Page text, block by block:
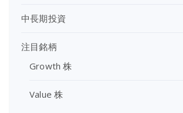
中長期投資
注目銘柄
Growth 株
Value 株